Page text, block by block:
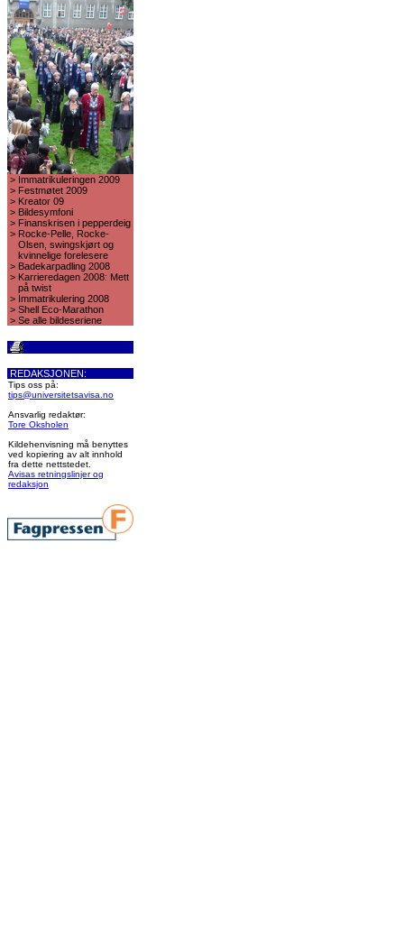
> Immatrikuleringen 2009
> Festmøtet 2009
> Kreator 09
> Bildesymfoni
> Finanskrisen i pepperdeig
> Rocke-Pelle, Rocke-
Olsen, swingskjørt og
kvinnelige forelesere
> Badekarpadling 2008
> Karrieredagen 2008: Mett
på twist
> Immatrikulering 2008
> Shell Eco-Marathon
> Se alle bildeseriene
REDAKSJONEN:
Tips oss på:
tips@universitetsavisa.no
Ansvarlig redaktør:
Tore Oksholen
Kildehenvisning må benyttes
ved kopiering av alt innhold
fra dette nettstedet.
Avisas retningslinjer og
redaksjon